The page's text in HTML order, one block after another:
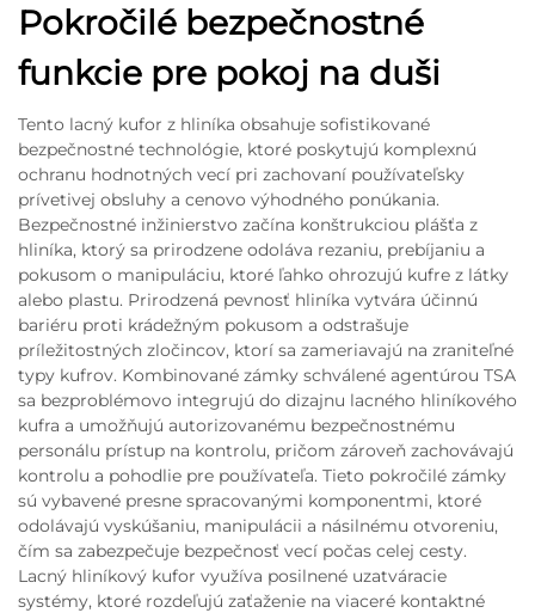
Pokročilé bezpečnostné
funkcie pre pokoj na duši
Tento lacný kufor z hliníka obsahuje sofistikované
bezpečnostné technológie, ktoré poskytujú komplexnú
ochranu hodnotných vecí pri zachovaní používateľsky
prívetivej obsluhy a cenovo výhodného ponúkania.
Bezpečnostné inžinierstvo začína konštrukciou plášťa z
hliníka, ktorý sa prirodzene odoláva rezaniu, prebíjaniu a
pokusom o manipuláciu, ktoré ľahko ohrozujú kufre z látky
alebo plastu. Prirodzená pevnosť hliníka vytvára účinnú
bariéru proti krádežným pokusom a odstrašuje
príležitostných zločincov, ktorí sa zameriavajú na zraniteľné
typy kufrov. Kombinované zámky schválené agentúrou TSA
sa bezproblémovo integrujú do dizajnu lacného hliníkového
kufra a umožňujú autorizovanému bezpečnostnému
personálu prístup na kontrolu, pričom zároveň zachovávajú
kontrolu a pohodlie pre používateľa. Tieto pokročilé zámky
sú vybavené presne spracovanými komponentmi, ktoré
odolávajú vyskúšaniu, manipulácii a násilnému otvoreniu,
čím sa zabezpečuje bezpečnosť vecí počas celej cesty.
Lacný hliníkový kufor využíva posilnené uzatváracie
systémy, ktoré rozdeľujú zaťaženie na viaceré kontaktné